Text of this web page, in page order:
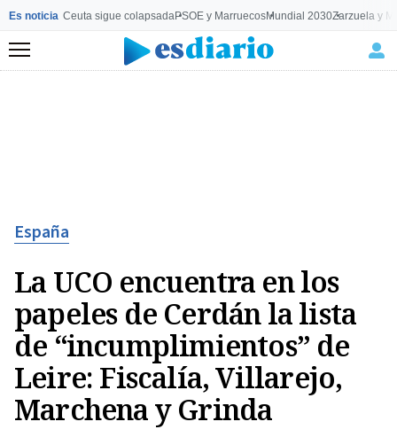
Es noticia Ceuta sigue colapsadaPSOE y MarruecosMundial 2030Zarzuela y
Menú
España
La UCO encuentra en los
papeles de Cerdán la lista
de “incumplimientos” de
Leire: Fiscalía, Villarejo,
Marchena y Grinda